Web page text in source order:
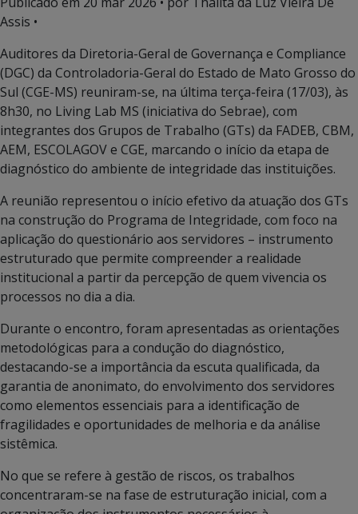
Assis •
Auditores da Diretoria-Geral de Governança e Compliance
(DGC) da Controladoria-Geral do Estado de Mato Grosso do
Sul (CGE-MS) reuniram-se, na última terça-feira (17/03), às
8h30, no Living Lab MS (iniciativa do Sebrae), com
integrantes dos Grupos de Trabalho (GTs) da FADEB, CBM,
AEM, ESCOLAGOV e CGE, marcando o início da etapa de
diagnóstico do ambiente de integridade das instituições.
A reunião representou o início efetivo da atuação dos GTs
na construção do Programa de Integridade, com foco na
aplicação do questionário aos servidores – instrumento
estruturado que permite compreender a realidade
institucional a partir da percepção de quem vivencia os
processos no dia a dia.
Durante o encontro, foram apresentadas as orientações
metodológicas para a condução do diagnóstico,
destacando-se a importância da escuta qualificada, da
garantia de anonimato, do envolvimento dos servidores
como elementos essenciais para a identificação de
fragilidades e oportunidades de melhoria e da análise
sistêmica.
No que se refere à gestão de riscos, os trabalhos
concentraram-se na fase de estruturação inicial, com a